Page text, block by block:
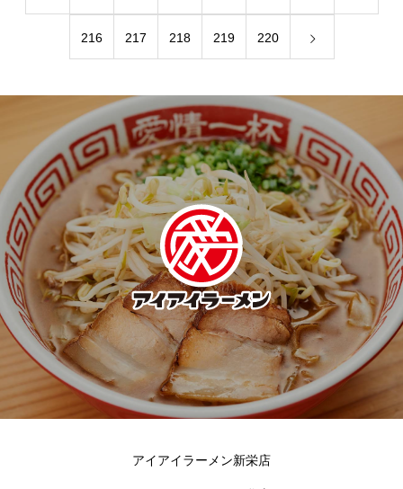
216 217 218 219 220
アイアイラーメン新栄店